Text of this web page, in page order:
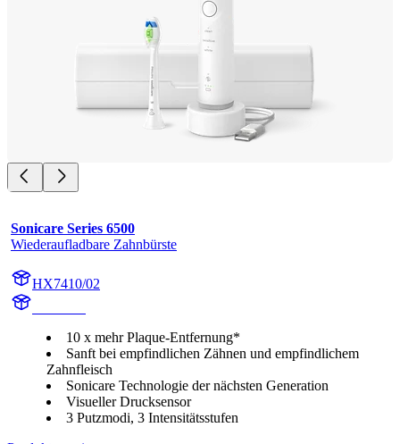
Sonicare Series 6500
Wiederaufladbare Zahnbürste
HX7410/02
10 x mehr Plaque-Entfernung*
Sanft bei empfindlichen Zähnen und empfindlichem
Zahnfleisch
Sonicare Technologie der nächsten Generation
Visueller Drucksensor
3 Putzmodi, 3 Intensitätsstufen